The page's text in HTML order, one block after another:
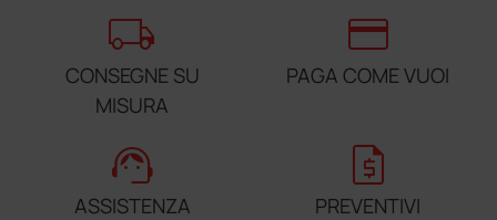
local_shipping
CONSEGNE SU
MISURA
credit_card
PAGA COME VUOI
support_agent
ASSISTENZA
request_quote
PREVENTIVI